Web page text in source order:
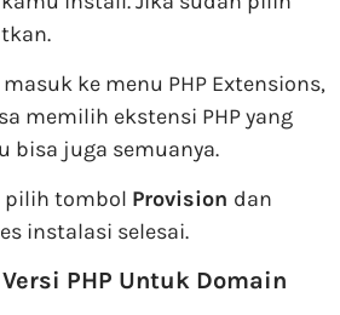
ke menu PHP Extensions,
memilih ekstensi PHP yang
bisa juga semuanya.
pilih tombol Provision dan
instalasi selesai.
PHP Untuk Domain